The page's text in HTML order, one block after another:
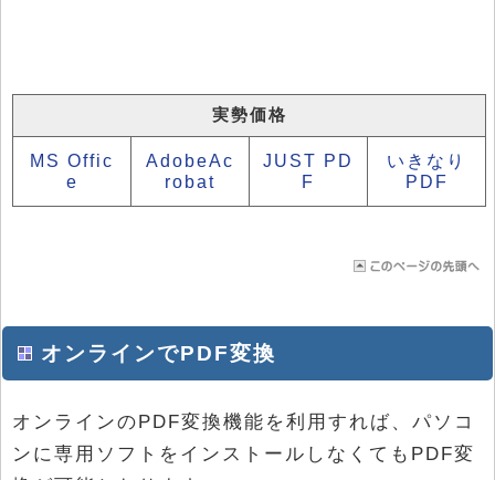
実勢価格
MS Offic
e
AdobeAc
robat
JUST PD
F
いきなり
PDF
オンラインでPDF変換
オンラインのPDF変換機能を利用すれば、パソコ
ンに専用ソフトをインストールしなくてもPDF変